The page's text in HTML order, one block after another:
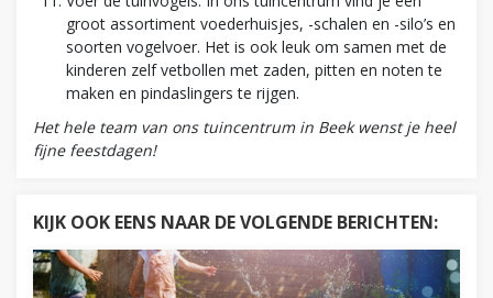
groot assortiment voederhuisjes, -schalen en -silo’s en
soorten vogelvoer. Het is ook leuk om samen met de
kinderen zelf vetbollen met zaden, pitten en noten te
maken en pindaslingers te rijgen.
Het hele team van ons tuincentrum in Beek wenst je heel
fijne feestdagen!
KIJK OOK EENS NAAR DE VOLGENDE BERICHTEN: